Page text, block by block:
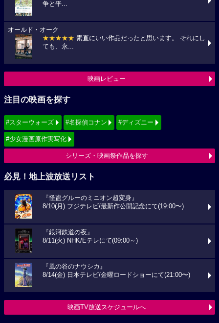
争と平...
オールド・オーク
★★★★★ 素直にいい作品だったと思います。 それにし
ても、永...
映画レビュー
注目の映画を探す
#スターウォーズ #名探偵コナン #ディズニー
#少女漫画原作実写化
シリーズ・映画祭作品を探す
必見！地上波放送リスト
『怪盗グルーのミニオン超変身』
8/10(月) フジテレビ/最新作公開記念にて(19:00〜)
『銀河鉄道の夜』
8/11(火) NHK/Eテレにて(09:00～)
『風の谷のナウシカ』
8/14(金) 日本テレビ/金曜ロードショーにて(21:00〜)
映画TV放送スケジュールへ